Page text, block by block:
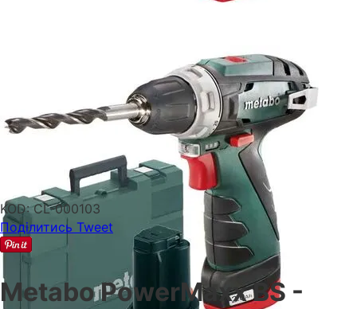
KOD: CL-000103
Поділитись Tweet
Metabo PowerMaxx BS -